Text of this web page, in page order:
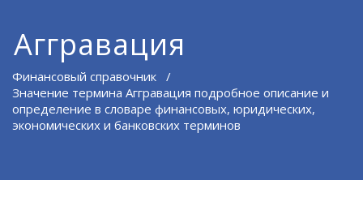
Аггравация
Финансовый справочник /
Значение термина Аггравация подробное описание и
определение в словаре финансовых, юридических,
экономических и банковских терминов